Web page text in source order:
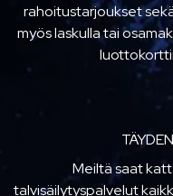
rahoitustarjoukset
myös laskulla tai
Meiltä saat
talvisäilytyspalvelut